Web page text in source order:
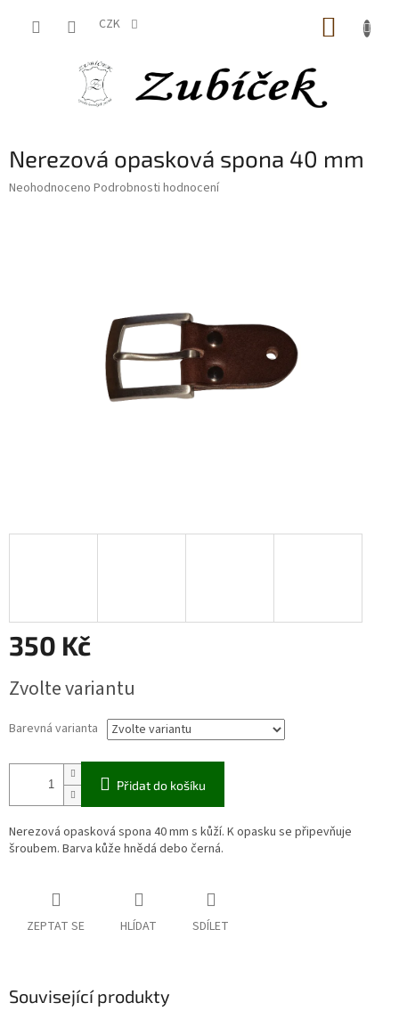
CZK
Nerezová opasková spona 40 mm
Průměrné
Neohodnoceno Podrobnosti hodnocení
350 Kč
cena:
Zvolte variantu
Barevná varianta
Přidat do košíku
Nerezová opasková spona 40 mm s kůží. K opasku se připevňuje
šroubem. Barva kůže hnědá debo černá.
ZEPTAT SE HLÍDAT SDÍLET
Související produkty